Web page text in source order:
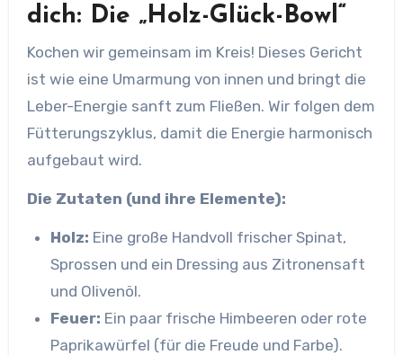
dich: Die „Holz-Glück-Bowl“
Kochen wir gemeinsam im Kreis! Dieses Gericht
ist wie eine Umarmung von innen und bringt die
Leber-Energie sanft zum Fließen. Wir folgen dem
Fütterungszyklus, damit die Energie harmonisch
aufgebaut wird.
Die Zutaten (und ihre Elemente):
Holz: Eine große Handvoll frischer Spinat,
Sprossen und ein Dressing aus Zitronensaft
und Olivenöl.
Feuer: Ein paar frische Himbeeren oder rote
Paprikawürfel (für die Freude und Farbe).